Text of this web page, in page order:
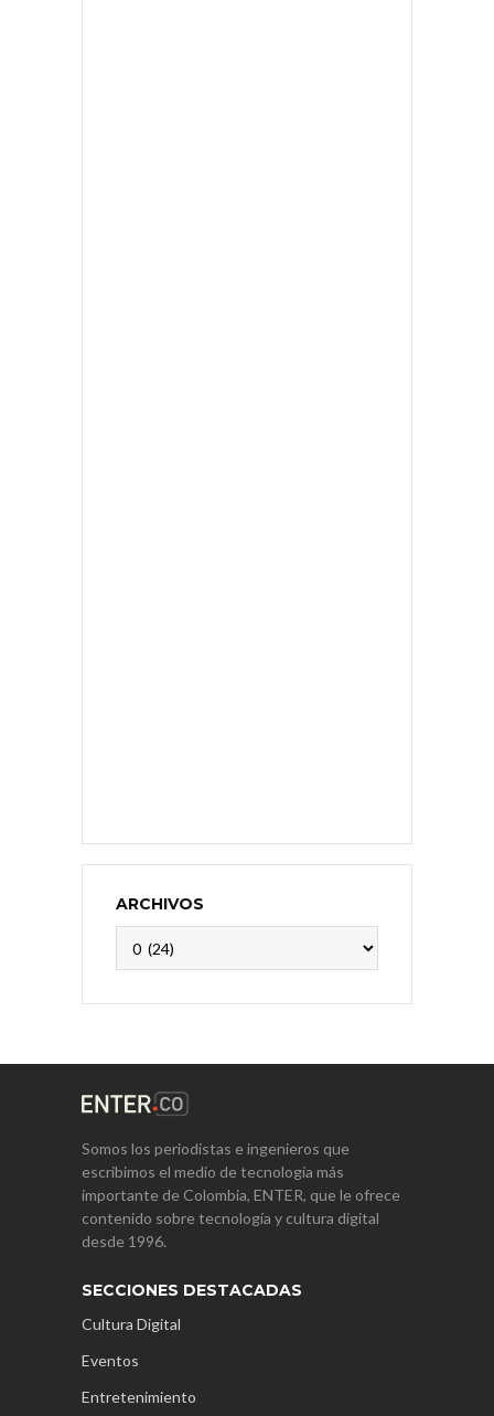
ARCHIVOS
Somos los periodistas e ingenieros que
escribimos el medio de tecnología más
importante de Colombia, ENTER, que le ofrece
contenido sobre tecnología y cultura digital
desde 1996.
SECCIONES DESTACADAS
Cultura Digital
Eventos
Entretenimiento